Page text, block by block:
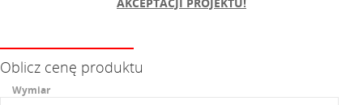
Oblicz cenę produktu
Wymiar